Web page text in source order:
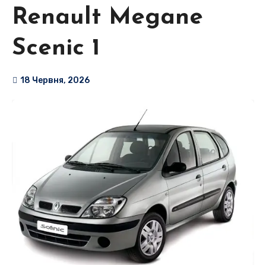
Renault Megane
Scenic 1
18 Червня, 2026